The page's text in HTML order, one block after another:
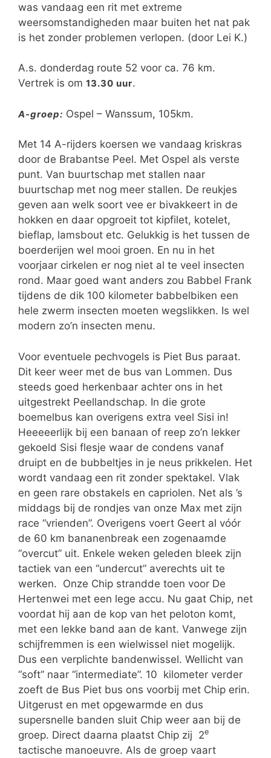
was vandaag een rit met extreme
weersomstandigheden maar buiten het nat pak
is het zonder problemen verlopen. (door Lei K.)
A.s. donderdag route 52 voor ca. 76 km.
Vertrek is om 13.30 uur.
A-groep: Ospel – Wanssum, 105km.
Met 14 A-rijders koersen we vandaag kriskras
door de Brabantse Peel. Met Ospel als verste
punt. Van buurtschap met stallen naar
buurtschap met nog meer stallen. De reukjes
geven aan welk soort vee er bivakkeert in de
hokken en daar opgroeit tot kipfilet, kotelet,
bieflap, lamsbout etc. Gelukkig is het tussen de
boerderijen wel mooi groen. En nu in het
voorjaar cirkelen er nog niet al te veel insecten
rond. Maar goed want anders zou Babbel Frank
tijdens de dik 100 kilometer babbelbiken een
hele zwerm insecten moeten wegslikken. Is wel
modern zo’n insecten menu.
Voor eventuele pechvogels is Piet Bus paraat.
Dit keer weer met de bus van Lommen. Dus
steeds goed herkenbaar achter ons in het
uitgestrekt Peellandschap. In die grote
boemelbus kan overigens extra veel Sisi in!
Heeeeerlijk bij een banaan of reep zo’n lekker
gekoeld Sisi flesje waar de condens vanaf
druipt en de bubbeltjes in je neus prikkelen. Het
wordt vandaag een rit zonder spektakel. Vlak
en geen rare obstakels en capriolen. Net als ’s
middags bij de rondjes van onze Max met zijn
race “vrienden”. Overigens voert Geert al vóór
de 60 km bananenbreak een zogenaamde
“overcut” uit. Enkele weken geleden bleek zijn
tactiek van een “undercut” averechts uit te
werken. Onze Chip strandde toen voor De
Hertenwei met een lege accu. Nu gaat Chip, net
voordat hij aan de kop van het peloton komt,
met een lekke band aan de kant. Vanwege zijn
schijfremmen is een wielwissel niet mogelijk.
Dus een verplichte bandenwissel. Wellicht van
“soft” naar “intermediate”. 10 kilometer verder
zoeft de Bus Piet bus ons voorbij met Chip erin.
Uitgerust en met opgewarmde en dus
supersnelle banden sluit Chip weer aan bij de
groep. Direct daarna plaatst Chip zij 2e
tactische manoeuvre. Als de groep vaart